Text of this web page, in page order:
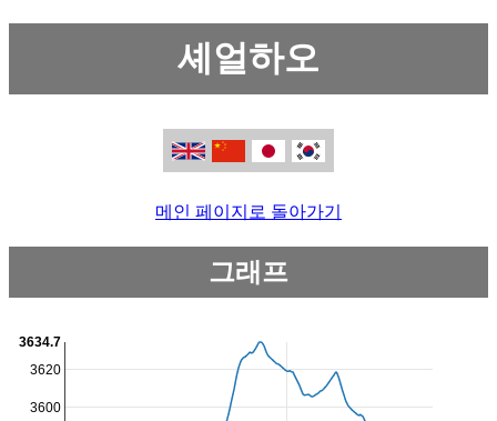
셰얼하오
메인 페이지로 돌아가기
그래프
3600
3620
3634.7